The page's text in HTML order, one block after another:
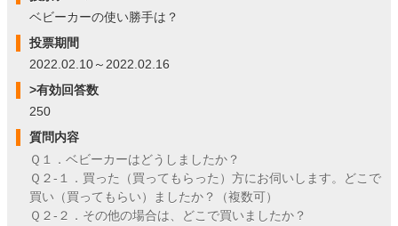
ベビーカーの使い勝手は？
投票期間
2022.02.10～2022.02.16
>有効回答数
250
質問内容
Ｑ１．ベビーカーはどうしましたか？
Ｑ２-１．買った（買ってもらった）方にお伺いします。どこで
買い（買ってもらい）ましたか？（複数可）
Ｑ２-２．その他の場合は、どこで買いましたか？